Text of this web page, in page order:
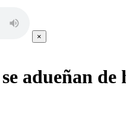
×
adueñan de